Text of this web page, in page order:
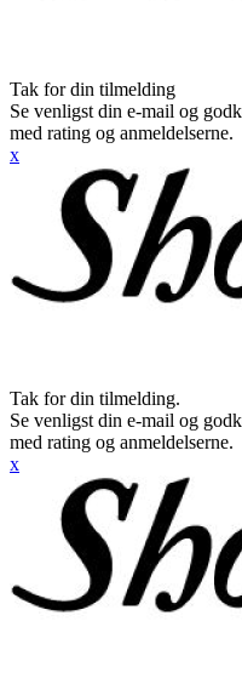
Tak for din tilmelding
Se venligst din e-mail og
med rating og anmeldelserne.
x
Tak for din tilmelding.
Se venligst din e-mail og
med rating og anmeldelserne.
x